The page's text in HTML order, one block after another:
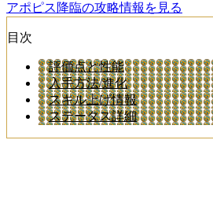
アポピス降臨の攻略情報を見る
目次
評価点と性能
入手方法/進化
スキル上げ情報
ステータス詳細